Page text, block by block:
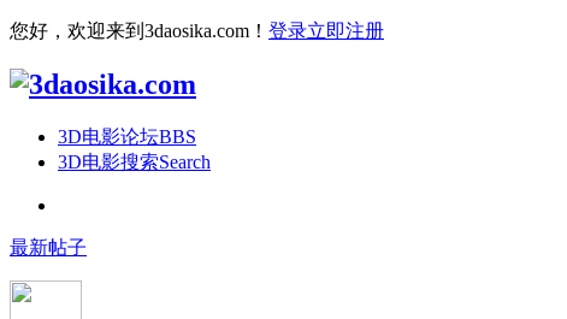
您好，欢迎来到3daosika.com！ 登录立即注册
3D电影论坛BBS
3D电影搜索Search
最新帖子